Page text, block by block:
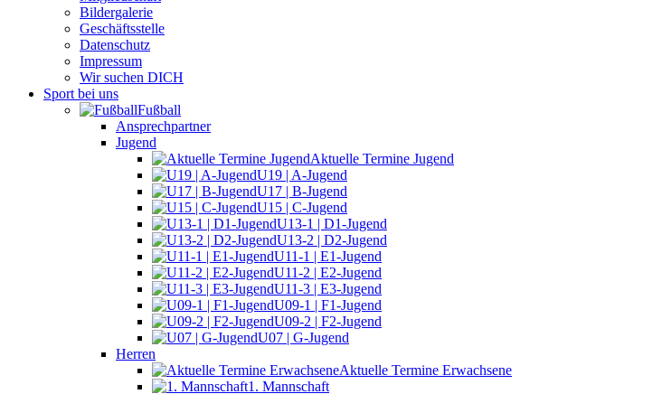
Bildergalerie
Geschäftsstelle
Datenschutz
Impressum
Wir suchen DICH
Sport bei uns
Fußball
Ansprechpartner
Jugend
Aktuelle Termine Jugend
U19 | A-Jugend
U17 | B-Jugend
U15 | C-Jugend
U13-1 | D1-Jugend
U13-2 | D2-Jugend
U11-1 | E1-Jugend
U11-2 | E2-Jugend
U11-3 | E3-Jugend
U09-1 | F1-Jugend
U09-2 | F2-Jugend
U07 | G-Jugend
Herren
Aktuelle Termine Erwachsene
1. Mannschaft